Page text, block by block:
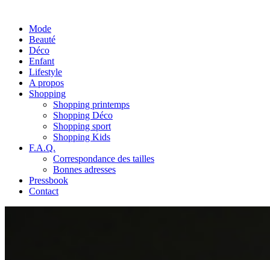
Mode
Beauté
Déco
Enfant
Lifestyle
A propos
Shopping
Shopping printemps
Shopping Déco
Shopping sport
Shopping Kids
F.A.Q.
Correspondance des tailles
Bonnes adresses
Pressbook
Contact